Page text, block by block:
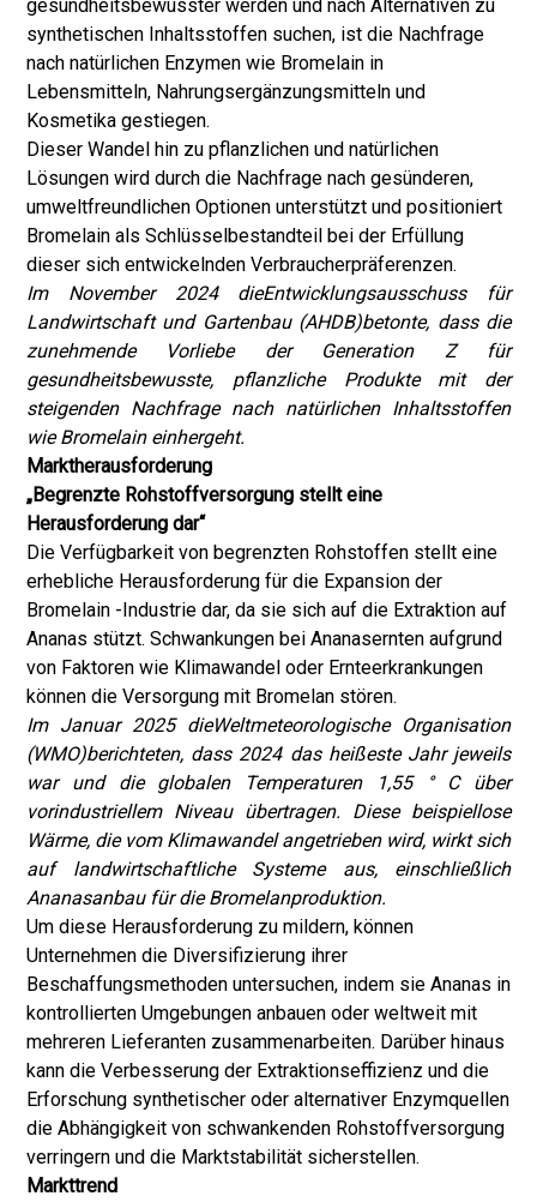
gesundheitsbewusster werden und nach Alternativen zu
synthetischen Inhaltsstoffen suchen, ist die Nachfrage
nach natürlichen Enzymen wie Bromelain in
Lebensmitteln, Nahrungsergänzungsmitteln und
Kosmetika gestiegen.
Dieser Wandel hin zu pflanzlichen und natürlichen
Lösungen wird durch die Nachfrage nach gesünderen,
umweltfreundlichen Optionen unterstützt und positioniert
Bromelain als Schlüsselbestandteil bei der Erfüllung
dieser sich entwickelnden Verbraucherpräferenzen.
Im November 2024 dieEntwicklungsausschuss für
Landwirtschaft und Gartenbau (AHDB)betonte, dass die
zunehmende Vorliebe der Generation Z für
gesundheitsbewusste, pflanzliche Produkte mit der
steigenden Nachfrage nach natürlichen Inhaltsstoffen
wie Bromelain einhergeht.
Marktherausforderung
„Begrenzte Rohstoffversorgung stellt eine
Herausforderung dar“
Die Verfügbarkeit von begrenzten Rohstoffen stellt eine
erhebliche Herausforderung für die Expansion der
Bromelain -Industrie dar, da sie sich auf die Extraktion auf
Ananas stützt. Schwankungen bei Ananasernten aufgrund
von Faktoren wie Klimawandel oder Ernteerkrankungen
können die Versorgung mit Bromelan stören.
Im Januar 2025 dieWeltmeteorologische Organisation
(WMO)berichteten, dass 2024 das heißeste Jahr jeweils
war und die globalen Temperaturen 1,55 ° C über
vorindustriellem Niveau übertragen. Diese beispiellose
Wärme, die vom Klimawandel angetrieben wird, wirkt sich
auf landwirtschaftliche Systeme aus, einschließlich
Ananasanbau für die Bromelanproduktion.
Um diese Herausforderung zu mildern, können
Unternehmen die Diversifizierung ihrer
Beschaffungsmethoden untersuchen, indem sie Ananas in
kontrollierten Umgebungen anbauen oder weltweit mit
mehreren Lieferanten zusammenarbeiten. Darüber hinaus
kann die Verbesserung der Extraktionseffizienz und die
Erforschung synthetischer oder alternativer Enzymquellen
die Abhängigkeit von schwankenden Rohstoffversorgung
verringern und die Marktstabilität sicherstellen.
Markttrend